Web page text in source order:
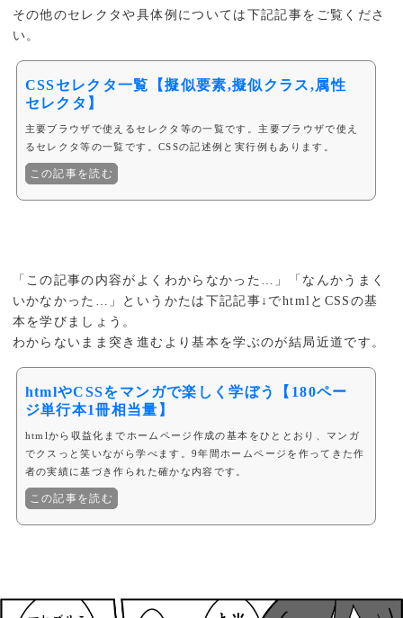
その他のセレクタや具体例については下記記事をご覧くださ
い。
CSSセレクタ一覧【擬似要素,擬似クラス,属性
セレクタ】
主要ブラウザで使えるセレクタ等の一覧です。主要ブラウザで使え
るセレクタ等の一覧です。CSSの記述例と実行例もあります。
この記事を読む
「この記事の内容がよくわからなかった…」「なんかうまく
いかなかった…」というかたは下記記事↓でhtmlとCSSの基
本を学びましょう。
わからないまま突き進むより基本を学ぶのが結局近道です。
htmlやCSSをマンガで楽しく学ぼう【180ペー
ジ単行本1冊相当量】
htmlから収益化までホームページ作成の基本をひととおり、マンガ
でクスっと笑いながら学べます。9年間ホームページを作ってきた作
者の実績に基づき作られた確かな内容です。
この記事を読む